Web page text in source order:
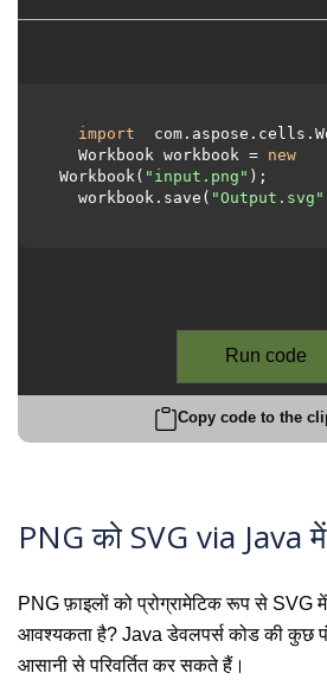
import
  Workbook workbook =
new
Workbook( "input.png" );
  workbook.save(
"Output.svg"
Run code
Copy code to the
PNG को SVG via Java
PNG फ़ाइलों को प्रोग्रामेटिक रूप से SVG
आवश्यकता है? Java डेवलपर्स कोड की कुछ
आसानी से परिवर्तित कर सकते हैं।